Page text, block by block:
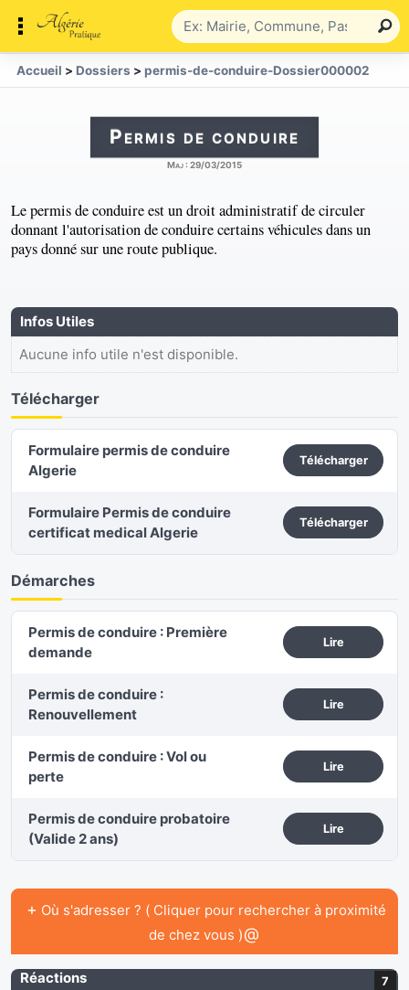
Accueil > Dossiers > permis-de-conduire-Dossier000002
Permis de conduire
Maj : 29/03/2015
Le permis de conduire est un droit administratif de circuler
donnant l'autorisation de conduire certains véhicules dans un
pays donné sur une route publique.
Infos Utiles
Aucune info utile n'est disponible.
Télécharger
Formulaire permis de conduire
Algerie
Télécharger
Formulaire Permis de conduire
certificat medical Algerie
Télécharger
Démarches
Permis de conduire : Première
demande
Lire
Permis de conduire :
Renouvellement
Lire
Permis de conduire : Vol ou
perte
Lire
Permis de conduire probatoire
(Valide 2 ans)
Lire
+ Où s'adresser ? ( Cliquer pour rechercher à proximité
de chez vous )@
Réactions 7